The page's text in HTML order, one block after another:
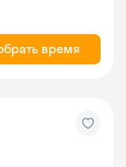
время